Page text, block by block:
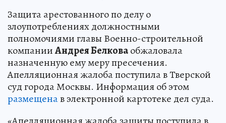
Защита арестованного по делу о
злоупотреблениях должностными
полномочиями главы Военно-строительной
компанииАндрея Белковаобжаловала
назначенную ему меру пресечения.
Апелляционная жалоба поступила в Тверской
суд города Москвы. Информация об этом
размещенав электронной картотеке дел суда.